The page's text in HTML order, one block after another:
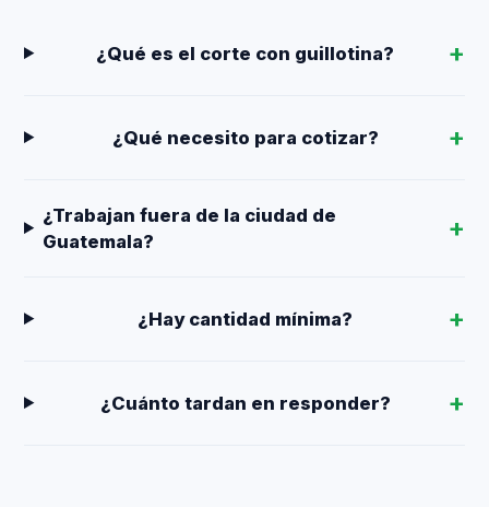
¿Qué es el corte con guillotina?
¿Qué necesito para cotizar?
¿Trabajan fuera de la ciudad de
Guatemala?
¿Hay cantidad mínima?
¿Cuánto tardan en responder?